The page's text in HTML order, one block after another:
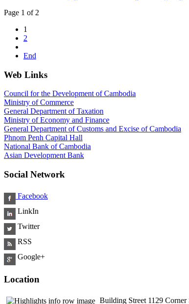
Page 1 of 2
1
2
End
Web Links
Council for the Development of Cambodia
Ministry of Commerce
General Department of Taxation
Ministry of Economy and Finance
General Department of Customs and Excise of Cambodia
Phnom Penh Capital Hall
National Bank of Cambodia
Asian Development Bank
Social Network
Facebook
LinkIn
Twitter
RSS
Google+
Location
Building Street 1129 Corner